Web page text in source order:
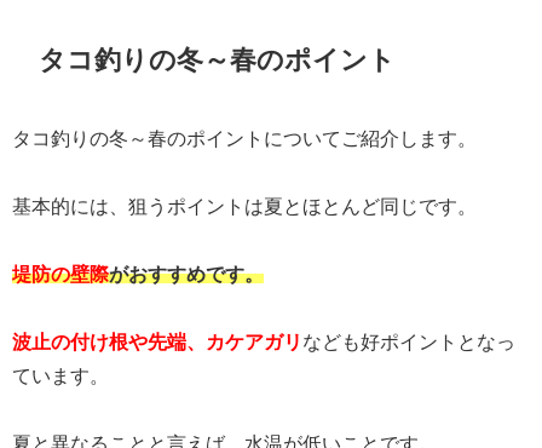
タコ釣りの冬～春のポイント
タコ釣りの冬～春のポイントについてご紹介します。
基本的には、狙うポイントは夏とほとんど同じです。
堤防の壁際がおすすめです。
波止の付け根や先端、カケアガリ なども好ポイントとなっ
ています。
夏と異なることと言えば、水温が低いことです。